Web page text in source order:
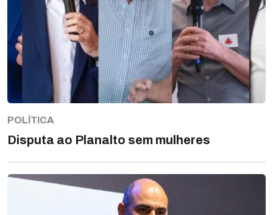
POLÍTICA
Disputa ao Planalto sem mulheres